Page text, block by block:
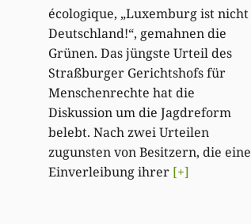
écologique, „Luxemburg ist nicht
Deutschland!“, gemahnen die
Grünen. Das jüngste Urteil des
Straßburger Gerichtshofs für
Menschenrechte hat die
Diskussion um die Jagdreform
belebt. Nach zwei Urteilen
zugunsten von Besitzern, die eine
Einverleibung ihrer [+]